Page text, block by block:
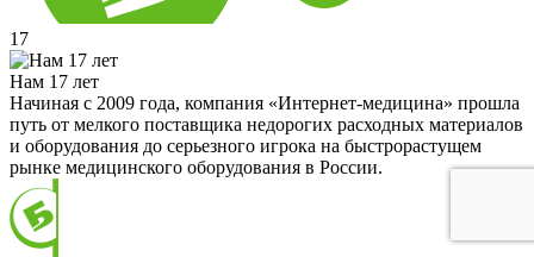
17
Нам 17 лет
Начиная с 2009 года, компания «Интернет-медицина» прошла
путь от мелкого поставщика недорогих расходных материалов
и оборудования до серьезного игрока на быстрорастущем
рынке медицинского оборудования в России.